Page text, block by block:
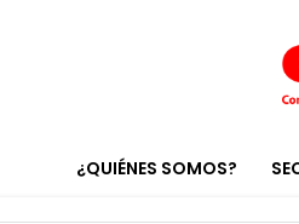
¿QUIÉNES SOMOS?